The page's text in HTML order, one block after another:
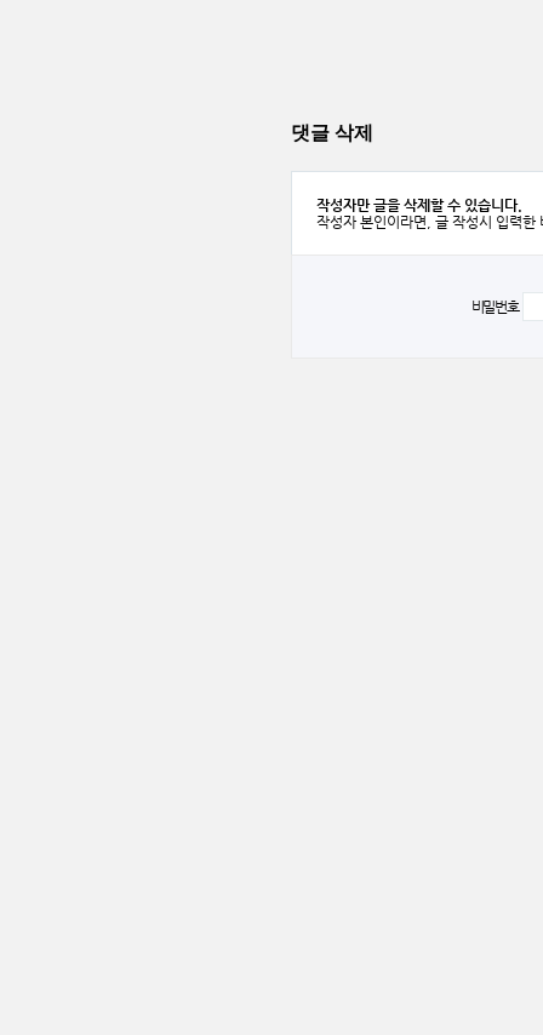
댓글 삭제
작성자만 글을 삭제할 수 있습니다.
작성자 본인이라면, 글 작성시 입력
비밀번호